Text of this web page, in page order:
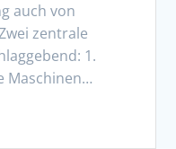
auch von
zentrale
1.
Maschinen…